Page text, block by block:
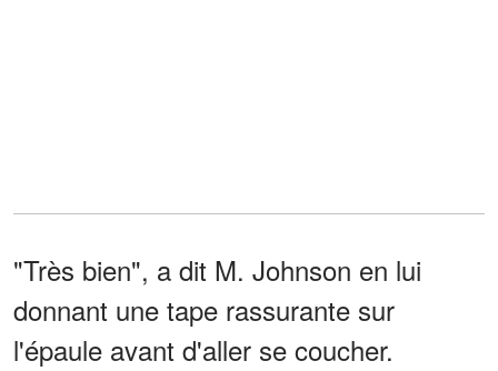
"Très bien", a dit M. Johnson en lui
donnant une tape rassurante sur
l'épaule avant d'aller se coucher.